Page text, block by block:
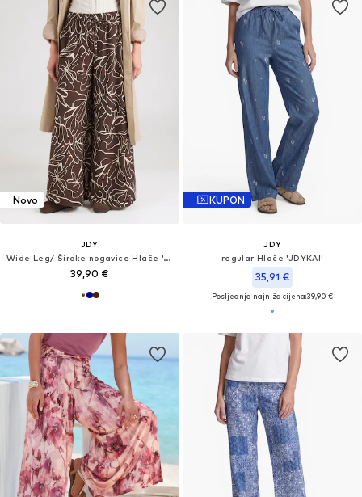
Novo
JDY
Wide Leg/ Široke nogavice Hlače 'JDYVENUS'
39,90 €
KUPON
JDY
regular Hlače 'JDYKAI'
35,91 €
Posljednja najniža cijena:39,90 €